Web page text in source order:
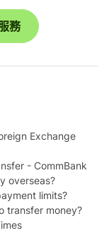
務
Exchange
- CommBank
overseas?
limits?
transfer money?